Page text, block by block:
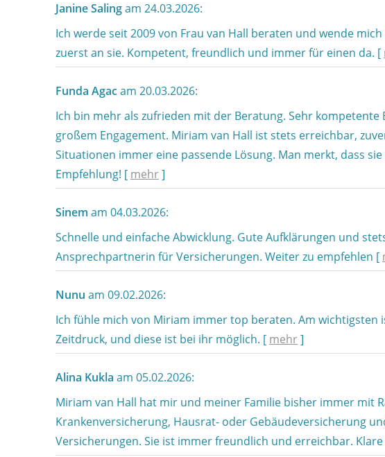
Janine Salingam 24.03.2026:
Ich werde seit 2009 von Frau van Hall beraten und wende
zuerst an sie. Kompetent, freundlich und immer für einen da. [
Funda Agacam 20.03.2026:
Ich bin mehr als zufrieden mit der Beratung. Sehr
großem Engagement. Miriam van Hall ist stets erreichbar,
Situationen immer eine passende Lösung. Man merkt, dass
Empfehlung! [ mehr]
Sinem am 04.03.2026:
Schnelle und einfache Abwicklung. Gute Aufklärungen und
Ansprechpartnerin für Versicherungen. Weiter zu empfehlen [
Nunu am 09.02.2026:
Ich fühle mich von Miriam immer top beraten. Am
Zeitdruck, und diese ist bei ihr möglich. [ mehr]
Alina Kukla am 05.02.2026:
Miriam van Hall hat mir und meiner Familie bisher immer mit
Krankenversicherung, Hausrat- oder Gebäudeversicherung
Versicherungen. Sie ist immer freundlich und erreichbar.